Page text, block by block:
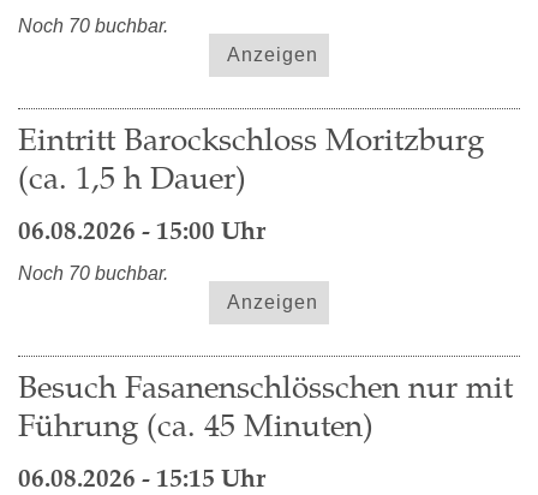
Noch 70 buchbar.
Anzeigen
Eintritt Barockschloss Moritzburg
(ca. 1,5 h Dauer)
06.08.2026 - 15:00 Uhr
Noch 70 buchbar.
Anzeigen
Besuch Fasanenschlösschen nur mit
Führung (ca. 45 Minuten)
06.08.2026 - 15:15 Uhr